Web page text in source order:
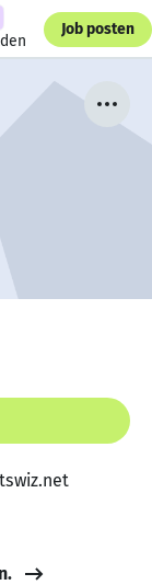
Job posten